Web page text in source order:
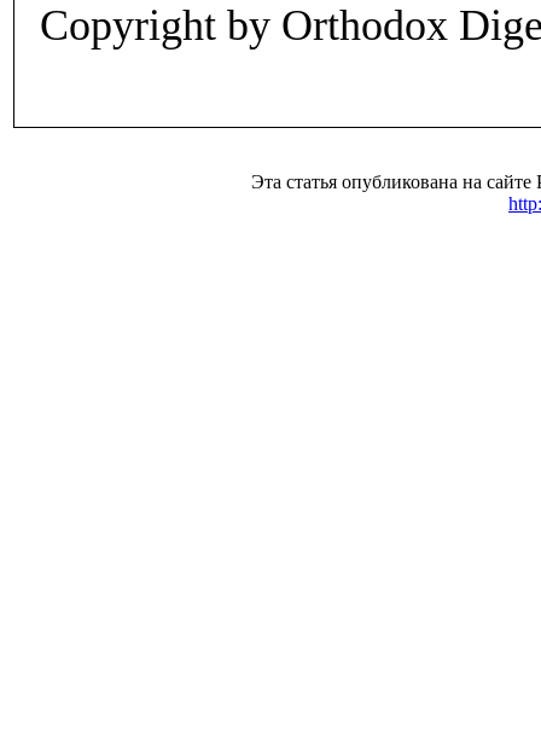
Copyright by Orthodox
Эта статья опубликована на